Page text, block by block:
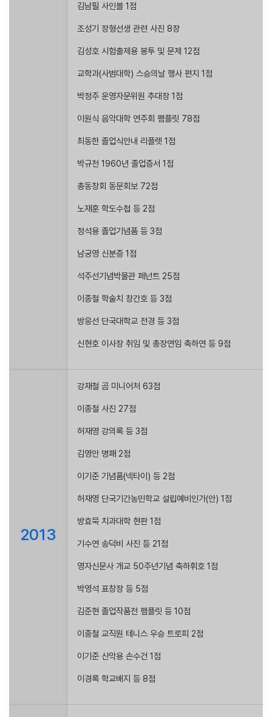
김남필 사인볼 1점
조성기 장형선생 관련 사진 8장
김성호 시험출제용 봉투 및 문제 12점
교학과(사범대학) 스승의날 행사 편지 1점
박정주 운영자문위원 추대장 1점
이원식 음악대학 연주회 팸플릿 78점
최동한 졸업식안내 리플렛 1점
박규천 1960년 졸업증서 1점
총동창회 동문회보 72점
노재훈 학도수첩 등 2점
정석용 졸업기념품 등 3점
남궁영 신분증 1점
석주선기념박물관 페넌트 25점
이종철 학술치 창간호 등 3점
방응선 단국대학교 전경 등 3점
신현호 이사장 취임 및 총장연임 축하연 등 9점
2013
강재철 곰 미니어처 63점
이종철 사진 27점
허재영 강의록 등 3점
김영안 명패 2점
이기준 기념품(넥타이) 등 2점
허재영 단국기간농민학교 설립예비인가(안) 1점
방효묵 치과대학 현판 1점
기수연 송덕비 사진 등 21점
영자신문사 개교 50주년기념 축하휘호 1점
박영석 표창장 등 5점
김준현 졸업작품전 팸플릿 등 10점
이종철 교직원 테니스 우승 트로피 2점
이기준 산악용 손수건 1점
이경록 학교배지 등 8점